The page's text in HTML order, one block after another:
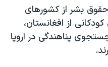
بشر از کشورهای
از افغانستان،
پناهندگی در اروپا